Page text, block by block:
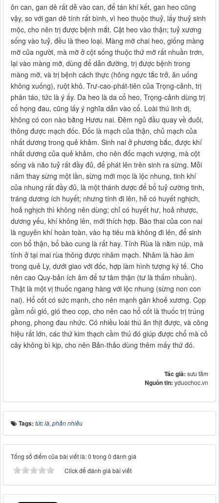
ôn can, gan dê rất dễ vào can, để tán khí kết, gan heo cũng
vậy, so với gan dê tính rất bình, vì heo thuộc thuỷ, lấy thuỷ sinh
mộc, cho nên trị được bệnh mắt. Cật heo vào thận; tuỷ xương
sống vào tuỷ, đều là theo loại. Màng mỡ chai heo, giống màng
mỡ của người, mà mỡ ở cột sống thuộc thứ mỡ rất nhuần trơn,
lại vào màng mỡ, dùng để dẫn đường, trị được bệnh trong
màng mỡ, và trị bệnh cách thực (hông ngực tắc trở, ăn uống
không xuống), ruột khô. Trư-cao-phát-tiên của Trọng-cảnh, trị
phân táo, tức là ý ấy. Da heo là da cổ heo, Trọng-cảnh dùng trị
cổ họng đau, cũng lấy ý nghĩa dẫn vào cổ. Loài thú linh dị,
không có con nào bằng Hươu nai. Đêm ngủ đầu quay về đuôi,
thông được mạch đốc. Đốc là mạch của thận, chủ mạch của
nhất dương trong quẻ khảm. Sinh nai ở phương bắc, được khí
nhất dương của quẻ khảm, cho nên đốc mạch vượng, mà cột
sống và não tuỷ rất đầy đủ, để phát lên trên sinh ra sừng. Mỗi
năm thay sừng một lần, sừng mới mọc là lộc nhung, tinh khí
của nhung rất đầy đủ, là một thánh dược để bổ tuỷ cường tinh,
tráng dương ích huyết; nhưng tính đi lên, hễ có huyết nghịch,
hoả nghịch thì không nên dùng; chỉ có huyết hư, hoả nhược,
dương yếu, khí không lên, mới thích hợp. Bào thai của con nai
là nguyên khí hoàn toàn, vào hạ tiêu mà không đi lên, để sinh
con bổ thận, bổ bào cung là rất hay. Tính Rùa là nằm núp, mà
tính ở tại mai rùa thông được nhâm mạch. Nhâm là hào âm
trong quẻ Ly, dưới giao với đốc, hợp làm hình tượng ký tế. Cho
nên cao Quy-bản ích âm để tư tâm thận (tư là thấm nhuần).
Thật là một vị thuốc ngang hàng với lộc nhung (sừng non con
nai). Hổ cốt có sức mạnh, cho nên mạnh gân khoẻ xương. Cọp
gầm nổi gió, gió theo cọp, cho nên cao hổ cốt là thuốc trị trúng
phong, phong đau nhức. Có nhiều loài thú ăn thịt được, và công
hiệu rất lớn, các thứ kim thạch cầm thú đó giúp được chổ mà cỏ
cây không bì kịp, cho nên Bản-thảo dùng thêm mấy thứ đó.
Tác giả: sưu tầm
Nguồn tin: yduochoc.vn
Tags: tức là, phần nhiều
Tổng số điểm của bài viết là: 0 trong 0 đánh giá
Click để đánh giá bài viết